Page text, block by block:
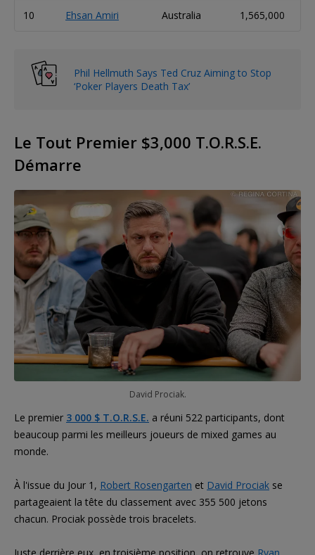
10 Ehsan Amiri Australia 1,565,000
Phil Hellmuth Says Ted Cruz Aiming to Stop
‘Poker Players Death Tax’
Le Tout Premier $3,000 T.O.R.S.E.
Démarre
David Prociak.
Le premier 3 000 $ T.O.R.S.E. a réuni 522 participants, dont
beaucoup parmi les meilleurs joueurs de mixed games au
monde.
À l'issue du Jour 1, Robert Rosengarten et David Prociak se
partageaient la tête du classement avec 355 500 jetons
chacun. Prociak possède trois bracelets.